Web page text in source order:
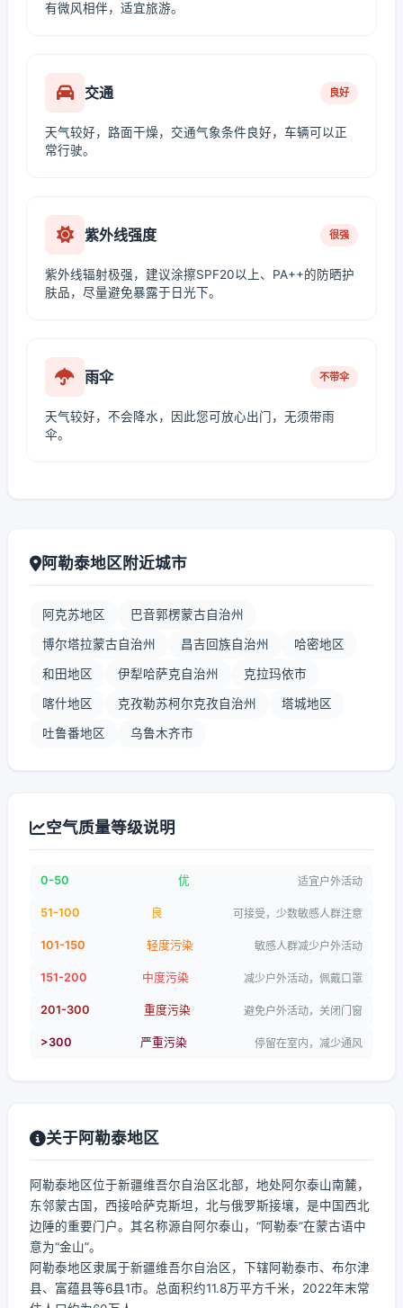
有微风相伴，适宜旅游。
交通 良好
天气较好，路面干燥，交通气象条件良好，车辆可以正
常行驶。
紫外线强度 很强
紫外线辐射极强，建议涂擦SPF20以上、PA++的防晒护
肤品，尽量避免暴露于日光下。
雨伞 不带伞
天气较好，不会降水，因此您可放心出门，无须带雨
伞。
阿勒泰地区附近城市
阿克苏地区 巴音郭楞蒙古自治州
博尔塔拉蒙古自治州 昌吉回族自治州 哈密地区
和田地区 伊犁哈萨克自治州 克拉玛依市
喀什地区 克孜勒苏柯尔克孜自治州 塔城地区
吐鲁番地区 乌鲁木齐市
空气质量等级说明
0-50 优 适宜户外活动
51-100 良 可接受，少数敏感人群注意
101-150 轻度污染 敏感人群减少户外活动
151-200 中度污染 减少户外活动，佩戴口罩
201-300 重度污染 避免户外活动，关闭门窗
>300 严重污染 停留在室内，减少通风
关于阿勒泰地区
阿勒泰地区位于新疆维吾尔自治区北部，地处阿尔泰山南麓，
东邻蒙古国，西接哈萨克斯坦，北与俄罗斯接壤，是中国西北
边陲的重要门户。其名称源自阿尔泰山，“阿勒泰”在蒙古语中
意为“金山”。
阿勒泰地区隶属于新疆维吾尔自治区，下辖阿勒泰市、布尔津
县、富蕴县等6县1市。总面积约11.8万平方千米，2022年末常